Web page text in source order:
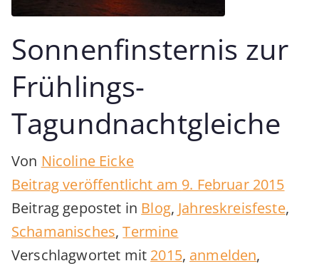
Sonnenfinsternis zur
Frühlings-
Tagundnachtgleiche
Von Nicoline Eicke
Beitrag veröffentlicht am 9. Februar 2015
Beitrag gepostet in Blog, Jahreskreisfeste,
Schamanisches,Termine
Verschlagwortet mit 2015, anmelden,